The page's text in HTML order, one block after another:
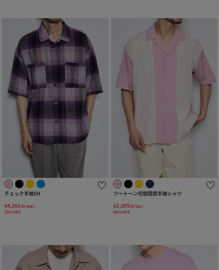
チェック半袖SH
¥4,391(in tax)
20%OFF
ツートーン切替開襟半袖シャツ
¥2,395(in tax)
60%OFF